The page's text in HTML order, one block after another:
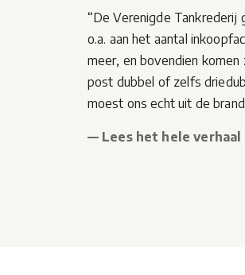
“De Verenigde Tankrederij
o.a. aan het aantal
meer, en bovendien
post dubbel of zelfs
moest ons echt uit de brand
— Lees het hele verhaal